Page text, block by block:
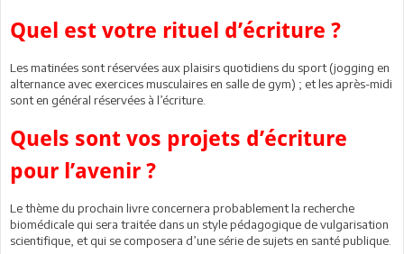
Quel est votre rituel d’écriture ?
Les matinées sont réservées aux plaisirs quotidiens du sport (jogging en
alternance avec exercices musculaires en salle de gym) ; et les après-midi
sont en général réservées à l’écriture.
Quels sont vos projets d’écriture
pour l’avenir ?
Le thème du prochain livre concernera probablement la recherche
biomédicale qui sera traitée dans un style pédagogique de vulgarisation
scientifique, et qui se composera d’une série de sujets en santé publique.